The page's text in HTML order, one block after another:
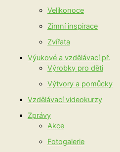
Velikonoce
Zimní inspirace
Zvířata
Výukové a vzdělávací př.
Výrobky pro děti
Výtvory a pomůcky
Vzdělávací videokurzy
Zprávy
Akce
Fotogalerie